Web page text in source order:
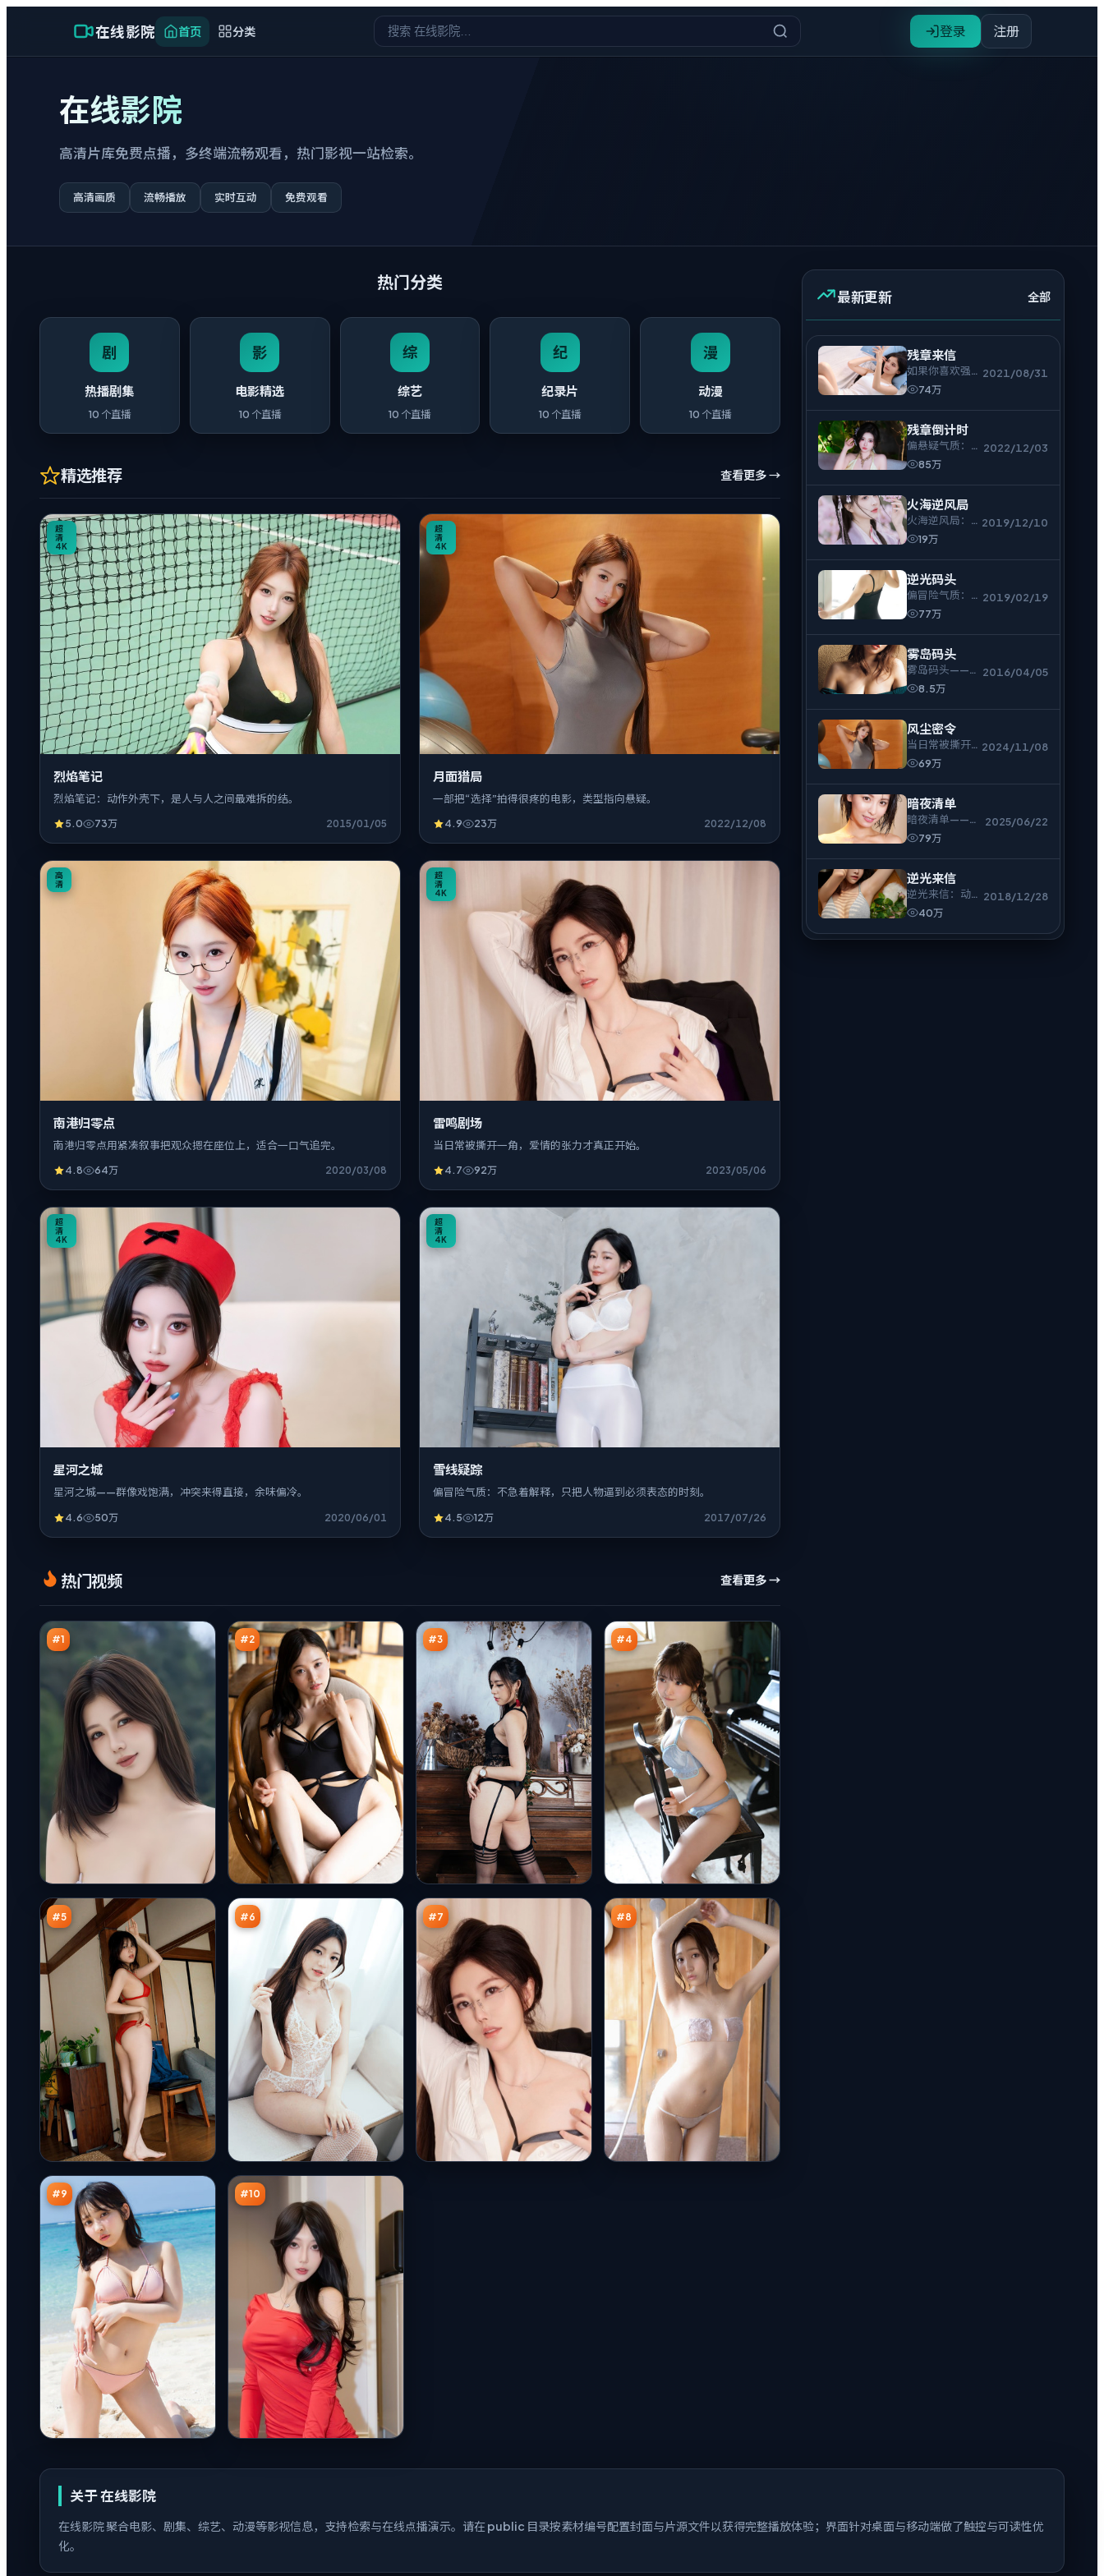
在线影院 首页 分类 登录 注册
在线影院
高清片库免费点播，多终端流畅观看，热门影视一站检索。
高清画质 流畅播放 实时互动 免费观看
热门分类
剧
热播剧集
10 个直播
影
电影精选
10 个直播
综
综艺
10 个直播
纪
纪录片
10 个直播
漫
动漫
10 个直播
精选推荐 查看更多 →
超
清
4K
烈焰笔记
烈焰笔记：动作外壳下，是人与人之间最难拆的结。
5.0 73万 2015/01/05
超
清
4K
8:27
月面猎局
一部把“选择”拍得很疼的电影，类型指向悬疑。
4.9 23万 2022/12/08
高
清
南港归零点
南港归零点用紧凑叙事把观众摁在座位上，适合一口气追完。
4.8 64万 2020/03/08
超
清
4K
24:41
雷鸣剧场
当日常被撕开一角，爱情的张力才真正开始。
4.7 92万 2023/05/06
超
清
4K
星河之城
星河之城——群像戏饱满，冲突来得直接，余味偏冷。
4.6 50万 2020/06/01
超
清
4K
0:55
雪线疑踪
偏冒险气质：不急着解释，只把人物逼到必须表态的时刻。
4.5 12万 2017/07/26
热门视频 查看更多 →
#1
热
血
码
#2
震
#3
秩
序
#4
务
#5
震万
#6
回
声
计
时
93
万
#7
雷
剧
场
92
万
#8
城
名
火
万
#9
烈
焰
界万
#10
记万
最新更新 全部
残章来信
如果你喜欢强节
奏与人物拉扯，
74万
2021/08/31
残章倒计时
偏悬疑气质：不
急着解释，只把
85万
2022/12/03
火海逆风局
火海逆风局：镜
头冷静，情绪却
19万
2019/12/10
逆光码头
偏冒险气质：不
急着解释，只把
77万
2019/02/19
雾岛码头
雾岛码头——群
像戏饱满，冲突
8.5万
2016/04/05
风尘密令
当日常被撕开一
角，悬疑的张力
69万
2024/11/08
暗夜清单
暗夜清单——群
像戏饱满，冲突
79万
2025/06/22
逆光来信
逆光来信：动漫
外壳下，是人与
结。
40万
2018/12/28
关于在线影院
在线影院聚合电影、剧集、综艺、动漫等影视信息，支持检索与在线点播演示。请在 public 目录按素材编号配置封面与片源文件以获得完整播放体验；界面针对桌面与移动端做了触控与可读性优
化。